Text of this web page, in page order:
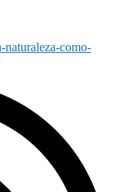
naturaleza-como-